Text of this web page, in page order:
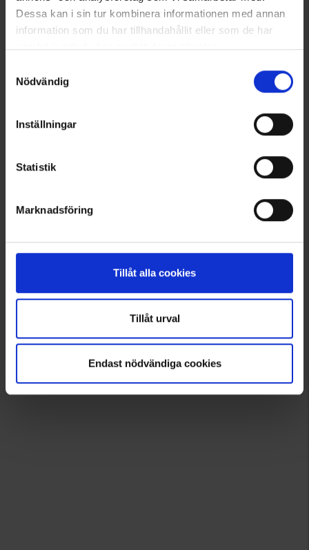
Dessa kan i sin tur kombinera informationen med annan
information som du har tillhandahållit eller som de har
samlat in när du har använt deras tjänster.
Nödvändig
Inställningar
Statistik
Marknadsföring
Tillåt alla cookies
Tillåt urval
Endast nödvändiga cookies
1